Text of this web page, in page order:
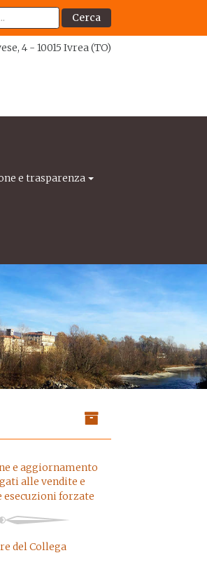
Cerca
4 - 10015 Ivrea (TO)
e trasparenza
e aggiornamento
alle vendite e
forzate
del Collega